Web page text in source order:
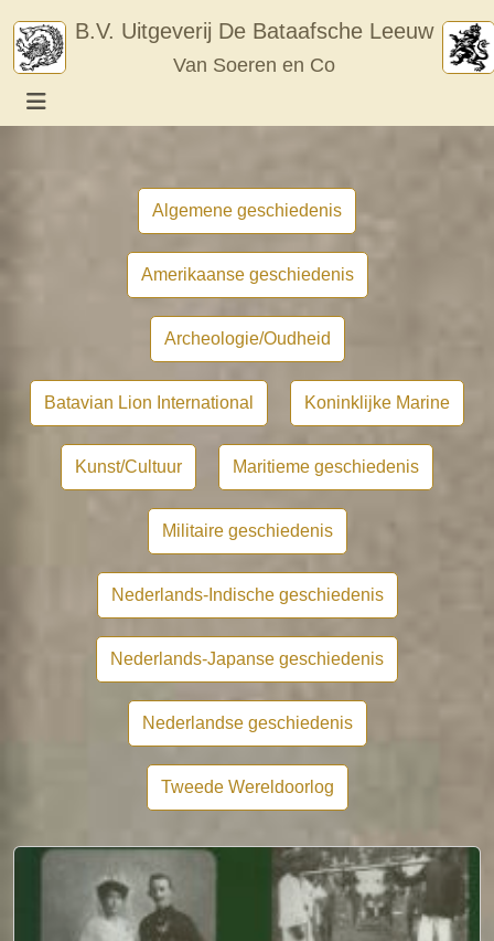
content
B.V. Uitgeverij De Bataafsche Leeuw
Van Soeren en Co
Algemene geschiedenis
Amerikaanse geschiedenis
Archeologie/Oudheid
Batavian Lion International Koninklijke Marine
Kunst/Cultuur Maritieme geschiedenis
Militaire geschiedenis
Nederlands-Indische geschiedenis
Nederlands-Japanse geschiedenis
Nederlandse geschiedenis
Tweede Wereldoorlog